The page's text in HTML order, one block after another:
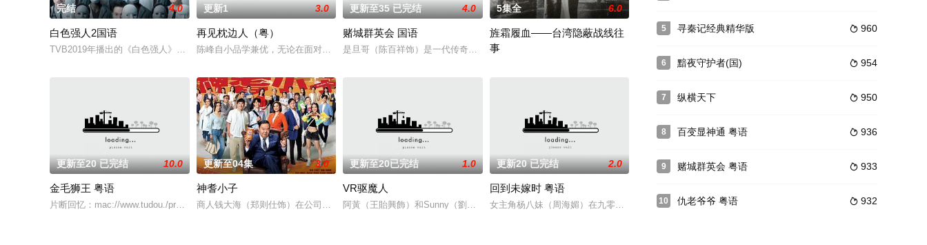
完结 4.0
白色强人2国语
TVB2019年播出的《白色强人》收获口碑及好收视，一众演员在2020年1月底出席剧集庆功宴，TVB高层
更新1 3.0
再见枕边人（粤）
陈峰自小品学兼优，无论在面对任何人生关都保持最佳状态迎战。峰在外界眼中是人生的大赢家;他事业有成，也继承
更新至35 已完结 4.0
赌城群英会 国语
是旦哥（陈百祥饰）是一代传奇赌神胡三城（胡枫饰）的徒弟，出师后，他亦收了三个徒弟OK仔（马国明饰）、潇洒
5集全 6.0
旌霜履血——台湾隐蔽战线往
事
从1945年抗战胜利，到1950年朝鲜战争爆发，江山变色，大陆政权易手，台湾岛风雨飘摇。一些久经历练的红
更新至20 已完结 10.0
金毛狮王 粤语
片断回忆：mac://www.tudou./programs/view/fDzWvVUccFA/从199
更新至04集 3.0
神耆小子
商人钱大海（郑则仕饰）在公司与家里，都是一言堂！大海认定儿子钱继来（曹永廉饰）能力不足，一直用高压手段逼
更新至20已完结 1.0
VR驱魔人
阿黃（王貽興飾）和Sunny（劉翁飾）是志同道合的好朋友，Sunny原是攝影師，阿黃原是作家，兩人因社會
更新20 已完结 2.0
回到未嫁时 粤语
女主角杨八妹（周海媚）在九零年时已是参茸商人张浩然（黎明）之妻，因受夫冷落而使之抱怨言。偶然机会
5  960
寻秦记经典精华版
6  954
黯夜守护者(国)
7  950
纵横天下
8  936
百变显神通 粤语
9  933
赌城群英会 粤语
10  932
仇老爷爷 粤语